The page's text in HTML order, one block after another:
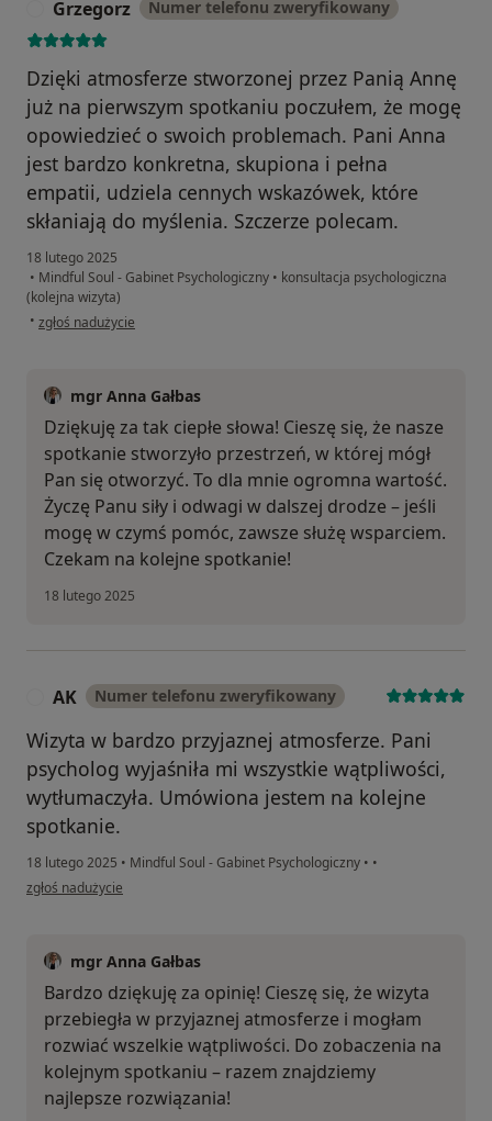
Grzegorz Numer telefonu zweryfikowany
Dzięki atmosferze stworzonej przez Panią Annę
już na pierwszym spotkaniu poczułem, że mogę
opowiedzieć o swoich problemach. Pani Anna
jest bardzo konkretna, skupiona i pełna
empatii, udziela cennych wskazówek, które
skłaniają do myślenia. Szczerze polecam.
18 lutego 2025
• Mindful Soul - Gabinet Psychologiczny • konsultacja psychologiczna
(kolejna wizyta)
• w opinii użytkownika Grzegorz
zgłoś nadużycie
mgr Anna Gałbas
Dziękuję za tak ciepłe słowa! Cieszę się, że nasze
spotkanie stworzyło przestrzeń, w której mógł
Pan się otworzyć. To dla mnie ogromna wartość.
Życzę Panu siły i odwagi w dalszej drodze – jeśli
mogę w czymś pomóc, zawsze służę wsparciem.
Czekam na kolejne spotkanie!
18 lutego 2025
AK Numer telefonu zweryfikowany
Wizyta w bardzo przyjaznej atmosferze. Pani
psycholog wyjaśniła mi wszystkie wątpliwości,
wytłumaczyła. Umówiona jestem na kolejne
spotkanie.
18 lutego 2025 • Mindful Soul - Gabinet Psychologiczny • •
w opinii użytkownika AK
zgłoś nadużycie
mgr Anna Gałbas
Bardzo dziękuję za opinię! Cieszę się, że wizyta
przebiegła w przyjaznej atmosferze i mogłam
rozwiać wszelkie wątpliwości. Do zobaczenia na
kolejnym spotkaniu – razem znajdziemy
najlepsze rozwiązania!